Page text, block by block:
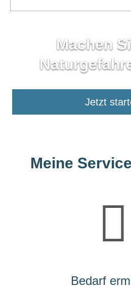
Machen
Jetzt
Meine
Bedarf